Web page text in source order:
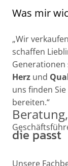
Was mir
„Wir
schaffen
Herz und
uns finden
bereiten.“
Beratung,
die passt
Unsere